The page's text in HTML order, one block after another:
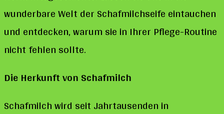
wunderbare Welt der Schafmilchseife eintauchen
und entdecken, warum sie in Ihrer Pflege-Routine
nicht fehlen sollte.
Die Herkunft von Schafmilch
Schafmilch wird seit Jahrtausenden in